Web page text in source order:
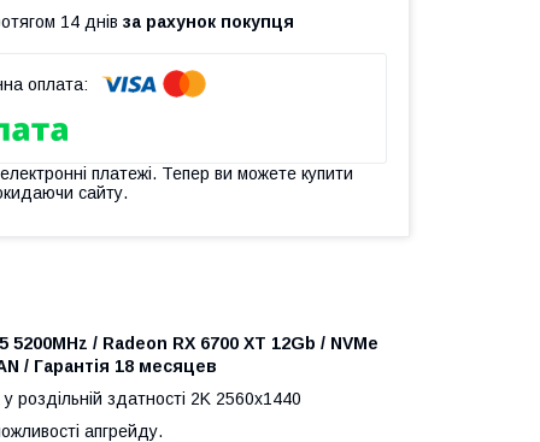
14 днів за рахунок покупця
платежі. Тепер ви можете купити
сайту.
/ Radeon RX 6700 XT 12Gb / NVMe
/ Гарантія 18 месяцев
роздільній здатності 2K 2560x1440
апгрейду.